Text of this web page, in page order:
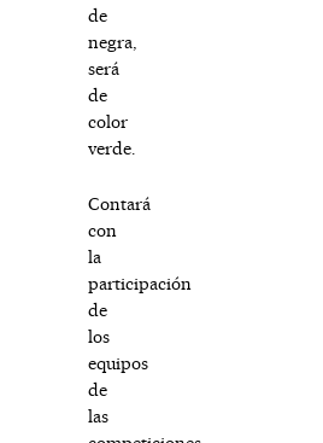
de
negra,
será
de
color
verde.
Contará
con
la
participación
de
los
equipos
de
las